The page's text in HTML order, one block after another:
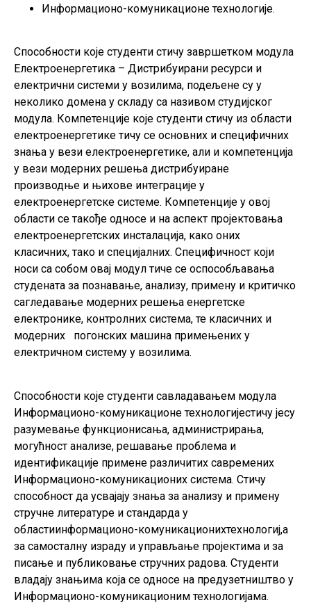
Информационо-комуникационе технологије.
Способности које студенти стичу завршетком модула
Електроенергетика – Дистрибуирани ресурси и
електрични системи у возилима, подељене су у
неколико домена у складу са називом студијског
модула. Компетенције које студенти стичу из области
електроенергетике тичу се основних и специфичних
знања у вези електроенергетике, али и компетенција
у вези модерних решења дистрибуиране
производње и њихове интеграције у
електроенергетске системе. Компетенције у овој
области се такође односе и на аспект пројектовања
електроенергетских инсталација, како оних
класичних, тако и специјалних. Специфичност који
носи са собом овај модул тиче се оспособљавања
студената за познавање, анализу, примену и критичко
сагледавање модерних решења енергетске
електронике, контролних система, те класичних и
модерних погонских машина примењених у
електричном систему у возилима.
Способности које студенти савладавањем модула
Информационо-комуникационе технологијестичу јесу
разумевање функционисања, администрирања,
могућност анализе, решавање проблема и
идентификације примене различитих савремених
Информационо-комуникационих система. Стичу
способност да усвајају знања за анализу и примену
стручне литературе и стандарда у
областиинформационо-комуникационихтехнологиј,а
за самосталну израду и управљање пројектима и за
писање и публиковање стручних радова. Студенти
владају знањима која се односе на предузетништво у
Информационо-комуникационим технологијама.